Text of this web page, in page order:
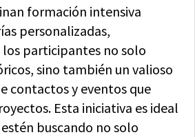
formación intensiva
personalizadas,
participantes no solo
sino también un valioso
contactos y eventos que
Esta iniciativa es ideal
buscando no solo